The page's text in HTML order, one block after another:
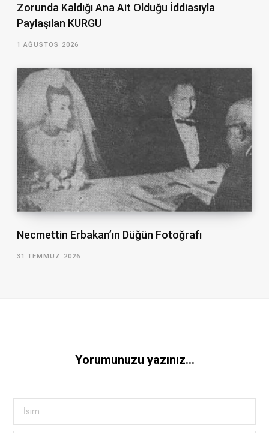
Zorunda Kaldığı Ana Ait Olduğu İddiasıyla
Paylaşılan KURGU
1 AĞUSTOS 2026
Necmettin Erbakan’ın Düğün Fotoğrafı
31 TEMMUZ 2026
Yorumunuzu yazınız...